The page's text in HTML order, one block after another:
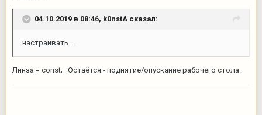
04.10.2019 в 08:46, k0nstA сказал:
настраивать ...
Линза = const; Остаётся - поднятие/опускание рабочего стола.